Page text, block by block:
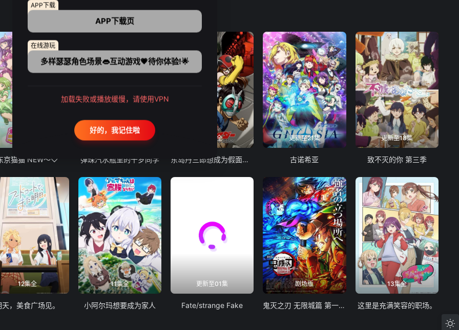
京猫猫 NEW～♡ 弹珠汽水瓶里的千岁同学
24集全
东岛丹三郎想成为假面骑士
更新至21集
古诺希亚
更新至18集
致不灭的你 第三季
12集全
天，美食广场见。
11集全
小阿尔玛想要成为家人
更新至01集
Fate/strange Fake
剧场版
鬼灭之刃 无限城篇 第一章 猗窝座再袭
13集全
这里是充满笑容的职场。
APP下载
APP下载页
在线游玩
多样瑟瑟角色场景👄互动游戏💗待你体验!🌟
加载失败或播放缓慢，请使用VPN
好的，我记住啦